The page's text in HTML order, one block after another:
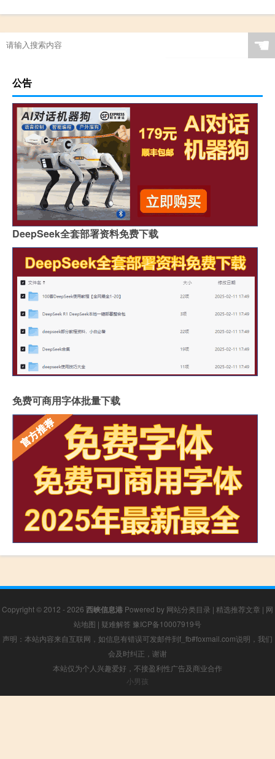
☚
公告
DeepSeek全套部署资料免费下载
免费可商用字体批量下载
Copyright © 2012 - 2026 西峡信息港 Powered by 网站分类目录 | 精选推荐文章 | 网
站地图 | 疑难解答 豫ICP备10007919号
声明：本站内容来自互联网，如信息有错误可发邮件到f_fb#foxmail.com说明，我们
会及时纠正，谢谢
本站仅为个人兴趣爱好，不接盈利性广告及商业合作
小男孩